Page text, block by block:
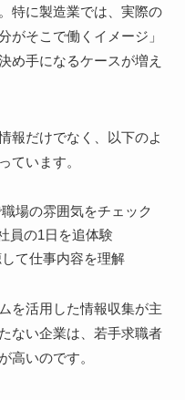
特に製造業では、実際の
がそこで働くイメージ」
め手になるケースが増え
報だけでなく、以下のよ
ています。
場の雰囲気をチェック
員の1日を追体験
て仕事内容を理解
を活用した情報収集が主
ない企業は、若手求職者
高いのです。